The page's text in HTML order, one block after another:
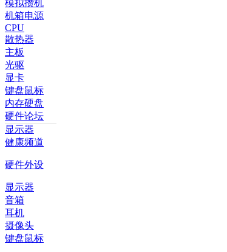
模拟攒机
机箱电源
CPU
散热器
主板
光驱
显卡
键盘鼠标
内存硬盘
硬件论坛
显示器
健康频道
硬件外设
显示器
音箱
耳机
摄像头
键盘鼠标